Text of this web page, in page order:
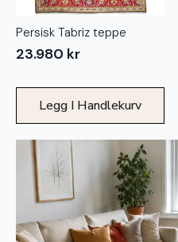
Persisk Tabriz teppe
23.980 kr
Legg I Handlekurv